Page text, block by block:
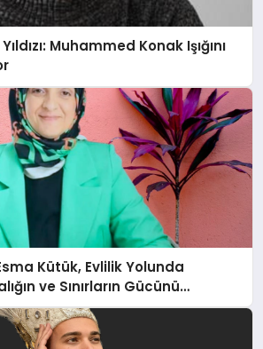
Muhammed Konak Işığını
Kütük, Evlilik Yolunda
ve Sınırların Gücünü